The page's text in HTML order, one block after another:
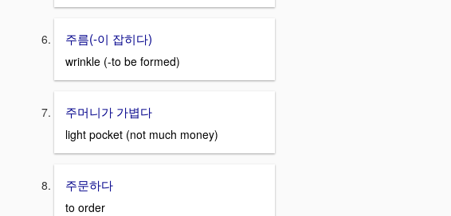
주름(-이 잡히다)
wrinkle (-to be formed)
주머니가 가볍다
light pocket (not much money)
주문하다
to order